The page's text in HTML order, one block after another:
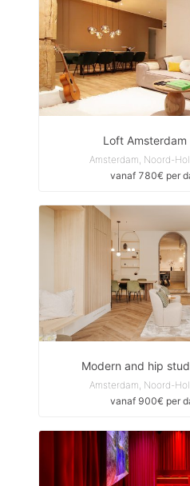
Loft Amsterdam
Amsterdam, Noord-
vanaf 780€ per
Modern and hip
Amsterdam, Noord-
vanaf 900€ per